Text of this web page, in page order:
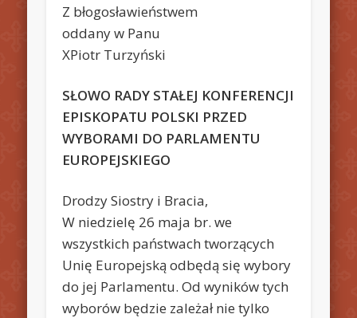
Z błogosławieństwem
oddany w Panu
XPiotr Turzyński
SŁOWO RADY STAŁEJ KONFERENCJI
EPISKOPATU POLSKI PRZED
WYBORAMI DO PARLAMENTU
EUROPEJSKIEGO
Drodzy Siostry i Bracia,
W niedzielę 26 maja br. we
wszystkich państwach tworzących
Unię Europejską odbędą się wybory
do jej Parlamentu. Od wyników tych
wyborów będzie zależał nie tylko